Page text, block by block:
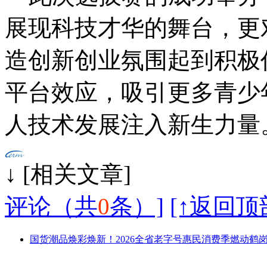
展现科技才华的舞台，
造创新创业氛围起到积
平台效应，吸引更多青
人技术发展注入新生力量
↓ [相
评论（共0条）] [↑返回顶
国货潮品焕彩焕新！2026全省老字号惠民消费季燃动鹤